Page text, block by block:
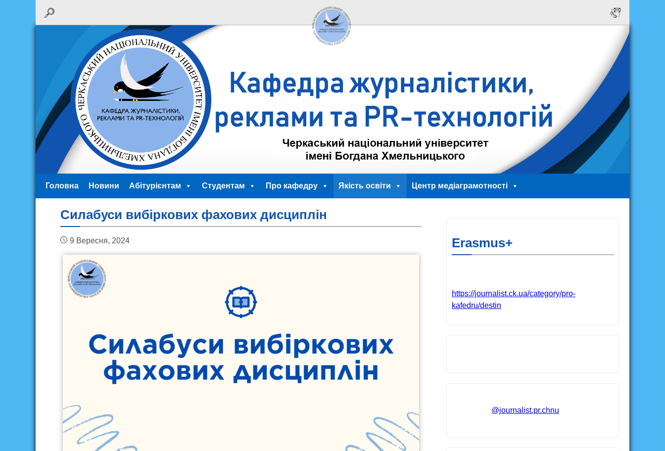
Головна Новини Абітурієнтам Студентам Про кафедру Якість освіти Центр медіаграмотності
Силабуси вибіркових фахових дисциплін
9 Вересня, 2024 Erasmus+
https://journalist.ck.ua/category/pro-
kafedru/destin
@journalist.pr.chnu